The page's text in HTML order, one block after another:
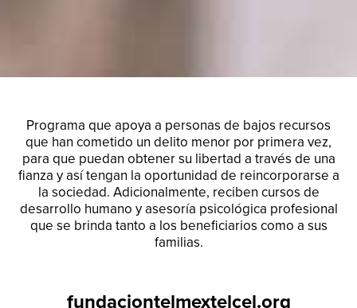
Programa que apoya a personas de bajos recursos
que han cometido un delito menor por primera vez,
para que puedan obtener su libertad a través de una
fianza y así tengan la oportunidad de reincorporarse a
la sociedad. Adicionalmente, reciben cursos de
desarrollo humano y asesoría psicológica profesional
que se brinda tanto a los beneficiarios como a sus
familias.
fundaciontelmextelcel.org